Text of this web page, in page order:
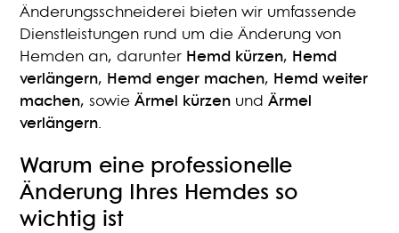
Änderungsschneiderei bieten wir umfassende
Dienstleistungen rund um die Änderung von
Hemden an, darunter Hemd kürzen, Hemd
verlängern, Hemd enger machen, Hemd weiter
machen, sowieÄrmel kürzen undÄrmel
verlängern
Warum eine professionelle
Änderung Ihres Hemdes so
wichtig ist